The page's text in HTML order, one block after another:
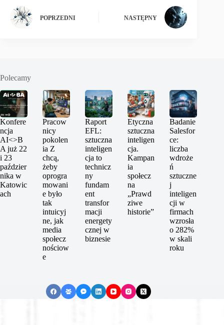
POPRZEDNI NASTĘPNY
Polecamy
Konfere
ncja
AI<>B
A już 22
i 23
paździer
nika w
Katowic
ach
Pracow
nicy
pokolen
ia Z
chcą,
żeby
oprogra
mowani
e było
tak
intuicyj
ne, jak
media
społecz
nościow
e
Raport
EFL:
sztuczna
inteligen
cja to
technicz
ny
fundam
ent
transfor
macji
energety
cznej w
biznesie
Etyczna
sztuczna
inteligen
cja.
Kampan
ia
społecz
na
„Prawd
ziwe
historie”
Badanie
Salesfor
ce:
liczba
wdroże
ń
sztuczne
j
inteligen
cji w
firmach
wzrosła
o 282%
w skali
roku